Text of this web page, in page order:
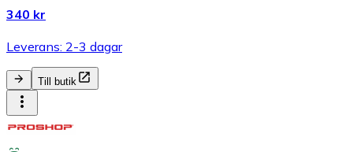
340 kr
Leverans: 2-3 dagar
Till butik